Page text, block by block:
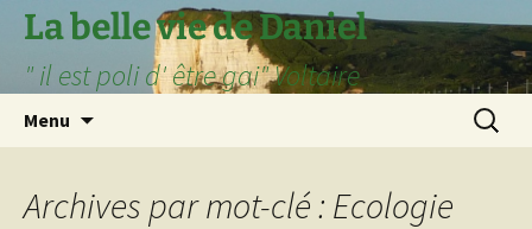
Aller
contenu
La belle vie de Daniel
" il est poli d' être gai" Voltaire
Menu
Archives par mot-clé : Ecologie